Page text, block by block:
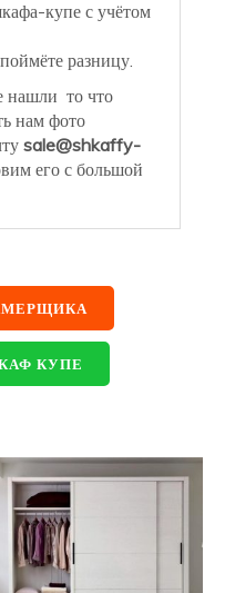
купе с учётом
разницу.
нашли то что
нам фото
sale@shkaffy-
его с большой
КУПЕ